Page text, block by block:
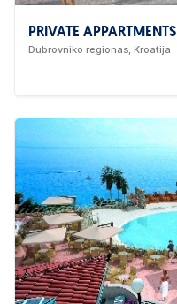
PRIVATE APPARTMENTS
Dubrovniko regionas, Kroatija